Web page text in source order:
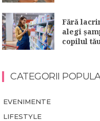
Fără
alegi
copilul tău
CATEGORII
EVENIMENTE
LIFESTYLE